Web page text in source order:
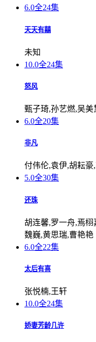
6.0全24集
天天有囍
未知
10.0全24集
怒风
甄子琦,孙艺燃,吴美
6.0全20集
非凡
付伟伦,袁伊,胡耘
5.0全30集
还珠
胡连馨,罗一舟,焉
魏巍,黄思瑞,曹艳艳
6.0全22集
太后有喜
张悦楠,王轩
10.0全24集
娇妻芳龄几许